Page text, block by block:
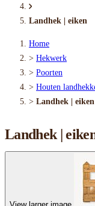
Landhek | eiken
Home
> Hekwerk
> Poorten
> Houten
> Landhek | eiken
Landhek |